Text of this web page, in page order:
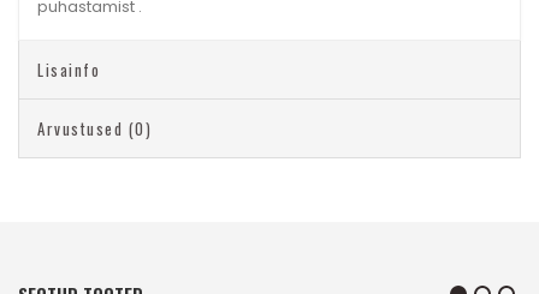
puhastamist .
Lisainfo
Arvustused (0)